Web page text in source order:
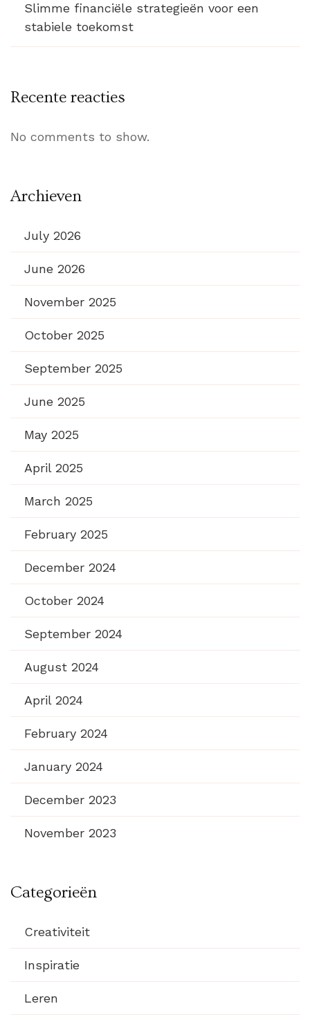
Slimme financiële strategieën voor een
stabiele toekomst
Recente reacties
No comments to show.
Archieven
July 2026
June 2026
November 2025
October 2025
September 2025
June 2025
May 2025
April 2025
March 2025
February 2025
December 2024
October 2024
September 2024
August 2024
April 2024
February 2024
January 2024
December 2023
November 2023
Categorieën
Creativiteit
Inspiratie
Leren